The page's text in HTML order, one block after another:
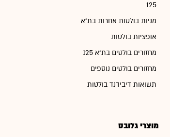
125
מניות בולטות אחרות בת"א
אופציות בולטות
מחזורים בולטים בת"א 125
מחזורים בולטים נוספים
תשואות דיבידנד בולטות
מוצרי גלובס